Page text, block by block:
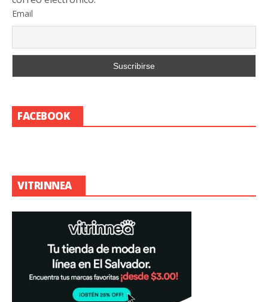
Email
FACEBOOK
VITRINNEA